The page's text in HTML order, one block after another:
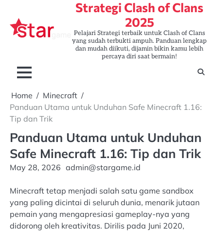
content
Strategi Clash of Clans
2025
Pelajari Strategi terbaik untuk Clash of Clans
yang sudah terbukti ampuh. Panduan lengkap
dan mudah diikuti, dijamin bikin kamu lebih
percaya diri saat bermain!
Home
Minecraft
Panduan Utama untuk Unduhan Safe Minecraft 1.16:
Tip dan Trik
Panduan Utama untuk Unduhan
Safe Minecraft 1.16: Tip dan Trik
May 28, 2026 admin@stargame.id
Minecraft tetap menjadi salah satu game sandbox
yang paling dicintai di seluruh dunia, menarik jutaan
pemain yang mengapresiasi gameplay-nya yang
didorong oleh kreativitas. Dirilis pada Juni 2020,